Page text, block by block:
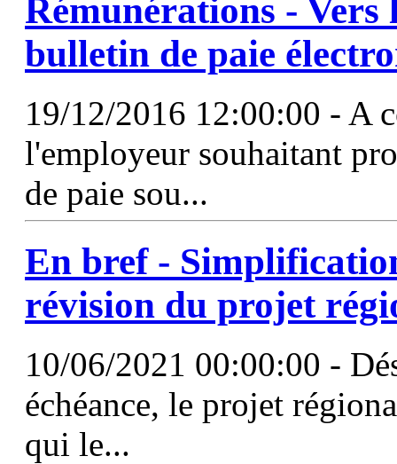
Rémunérations -
bulletin de paie
19/12/2016 12:00:00 - A
l'employeur souhaitant
de paie sou...
En bref -
révision du projet
10/06/2021 00:00:00 -
échéance, le projet
qui le...